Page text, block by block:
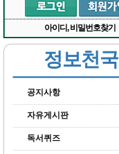
아이디, 비밀번호찾기
정보천국
공지사항
자유게시판
독서퀴즈